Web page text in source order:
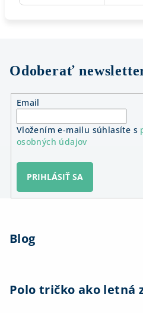
Odoberať
Email
Vložením e-mailu súhlasíte s
osobných údajov
PRIHLÁSIŤ SA
Blog
Polo tričko ako letná